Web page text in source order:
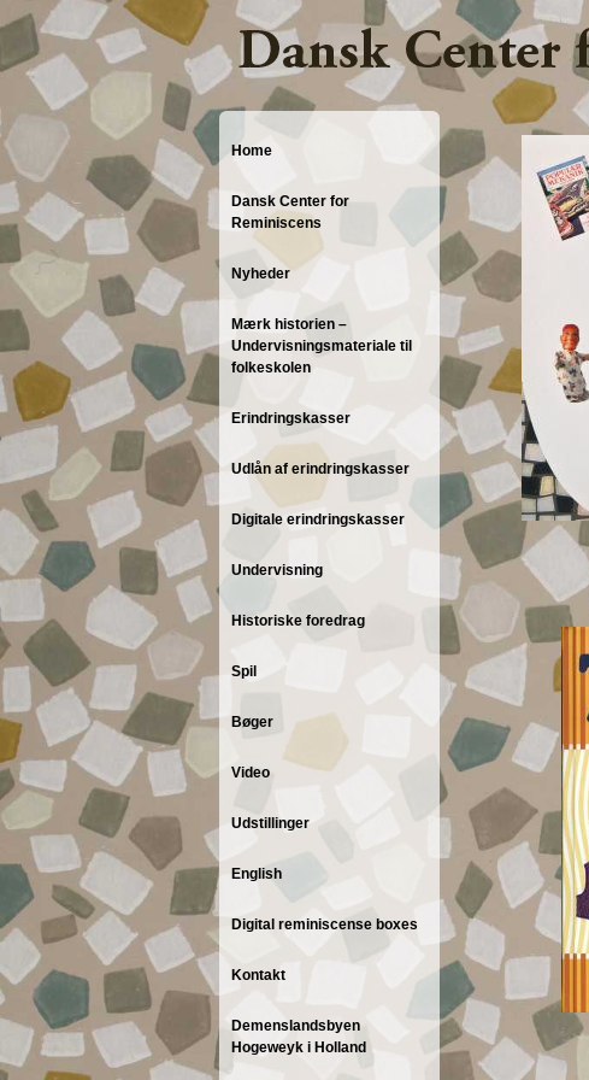
Home
Dansk Center for
Reminiscens
Nyheder
Mærk historien –
Undervisningsmateriale til
folkeskolen
Erindringskasser
Udlån af erindringskasser
Digitale erindringskasser
Undervisning
Historiske foredrag
Spil
Bøger
Video
Udstillinger
English
Digital reminiscense boxes
Kontakt
Demenslandsbyen
Hogeweyk i Holland